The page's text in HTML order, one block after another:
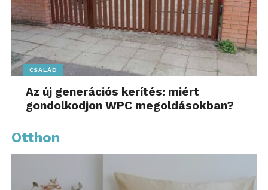
CSALÁD
Az új generációs kerítés: miért
gondolkodjon WPC megoldásokban?
Otthon